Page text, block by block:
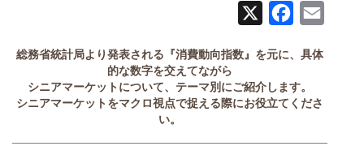
Facebook
総務省統計局より発表される『消費動向指数』を元に、具体
的な数字を交えてながら
シニアマーケットについて、テーマ別にご紹介します。
シニアマーケットをマクロ視点で捉える際にお役立てくださ
い。